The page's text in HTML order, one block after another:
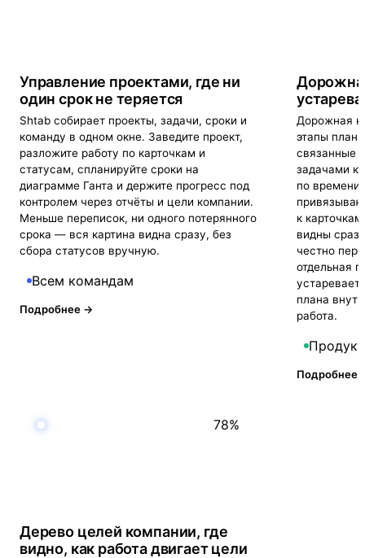
Управление проектами, где ни
один срок не теряется
Shtab собирает проекты, задачи, сроки и
команду в одном окне. Заведите проект,
разложите работу по карточкам и
статусам, спланируйте сроки на
диаграмме Ганта и держите прогресс под
контролем через отчёты и цели компании.
Меньше переписок, ни одного потерянного
срока — вся картина видна сразу, без
сбора статусов вручную.
Всем командам
Подробнее →
78%
Дерево целей компании, где
видно, как работа двигает цели
Дорожная
этапы
связанные
задачами
по времени
к
видны
честно
отдельная
плана
работа.
Подробнее